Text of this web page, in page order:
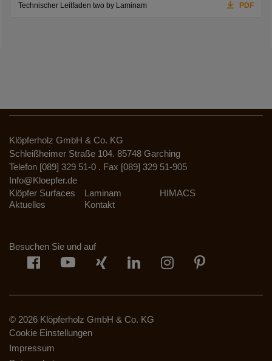
Technischer Leitfaden two by Laminam
PDF
Klöpferholz GmbH & Co. KG
Schleißheimer Straße 104. 85748 Garching
Telefon [089] 329 51-0 . Fax [089] 329 51-905
Info@Kloepfer.de
Klöpfer Surfaces
Laminam
HIMACS
Aktuelles
Kontakt
Besuchen Sie und auf
© 2026 Klöpferholz GmbH & Co. KG
Cookie Einstellungen
Impressum